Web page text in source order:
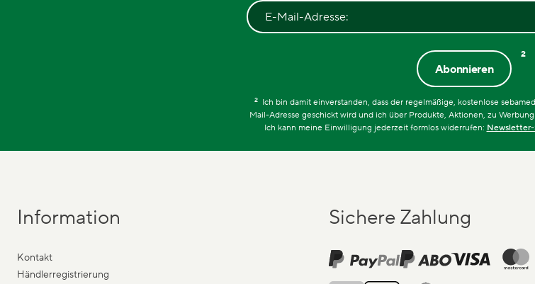
E-Mail-Adresse:
Abonnieren
2
2 Ich bin damit einverstanden, dass der regelmäßige, kostenlose
Mail-Adresse geschickt wird und ich über Produkte, Aktionen, zu
Ich kann meine Einwilligung jederzeit formlos widerrufen:
Information
Kontakt
Händlerregistrierung
Sichere Zahlung